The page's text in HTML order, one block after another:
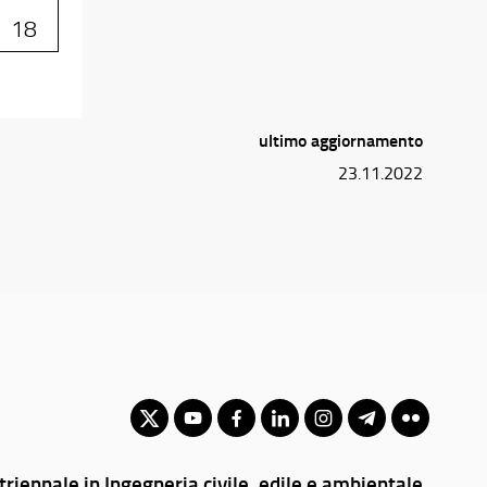
18
ultimo aggiornamento
23.11.2022